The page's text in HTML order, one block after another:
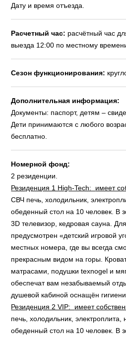
Дату и время отъезда.
Расчетный час: расчётный час
выезда 12:00 по местному
Сезон функционирования:
Дополнительная информация:
Документы: паспорт, детям –
Дети принимаются с любого
бесплатно.
Номерной фонд:
2 резиденции.
Резиденция 1 High-Tech: имеет
СВЧ печь, холодильник,
обеденный стол на 10 человек. В
3D телевизор, кедровая сауна.
предусмотрен «детский игровой
местных номера, где вы всегда
прекрасным видом на горы.
матрасами, подушки texnogel и
обеспечат вам незабываемый
душевой кабиной оснащён
Резиденция 2 VIP: имеет
печь, холодильник, электроплита,
обеденный стол на 10 человек. В